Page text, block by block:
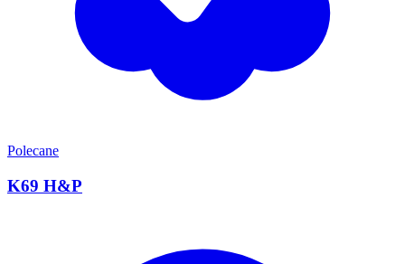
Polecane
K69 H&P